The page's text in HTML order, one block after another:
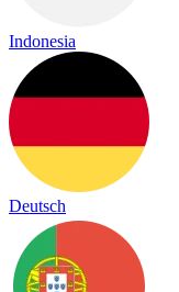
Indonesia
Deutsch